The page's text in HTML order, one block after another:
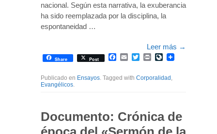
nacional. Según esta narrativa, la exuberancia
ha sido reemplazada por la disciplina, la
espontaneidad …
Leer más →
Share Post Facebook
EmailTwitterPrintLiveJournal
Publicado en Ensayos . Tagged with Corporalidad
Evangélicos
Documento: Crónica de